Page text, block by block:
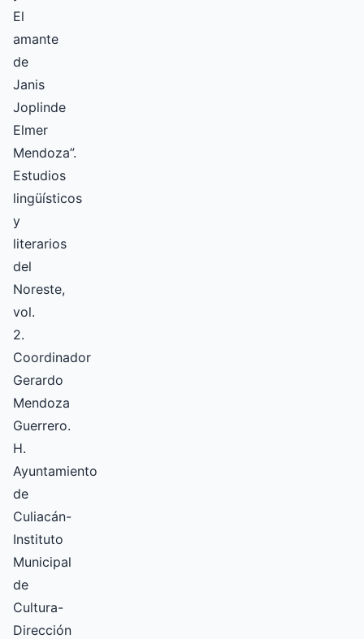
El
amante
de
Janis
Joplinde
Elmer
Mendoza”.
Estudios
lingüísticos
y
literarios
del
Noreste,
vol.
2.
Coordinador
Gerardo
Mendoza
Guerrero.
H.
Ayuntamiento
de
Culiacán-
Instituto
Municipal
de
Cultura-
Dirección